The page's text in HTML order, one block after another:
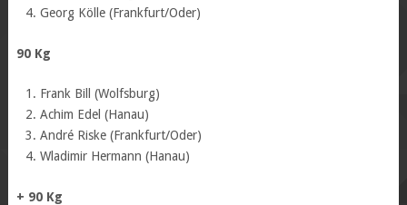
Georg Kölle (Frankfurt/Oder)
90 Kg
Frank Bill (Wolfsburg)
Achim Edel (Hanau)
André Riske (Frankfurt/Oder)
Wladimir Hermann (Hanau)
+ 90 Kg